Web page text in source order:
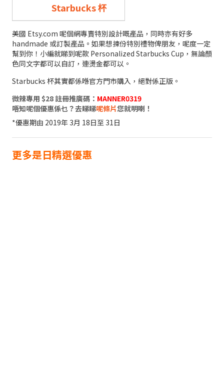
Starbucks 杯
美國 Etsy.com 呢個網專賣特別設計嘅產品，同時亦有好多
handmade 或訂製產品。如果想揀份特別禮物俾朋友，呢度一定
幫到你！小編就睇到呢款 Personalized Starbucks Cup，無論顏
色同文字都可以自訂，連燙金都可以。
Starbucks 杯其實都係喺官方門市購入，絕對係正版。
微辣專用 $28 註冊推廣碼： MANNER0319
唔知呢個優惠係乜？去睇睇呢條片您就明喇！
*優惠期由 2019年 3月 18日至 31日
更多是日精選優惠